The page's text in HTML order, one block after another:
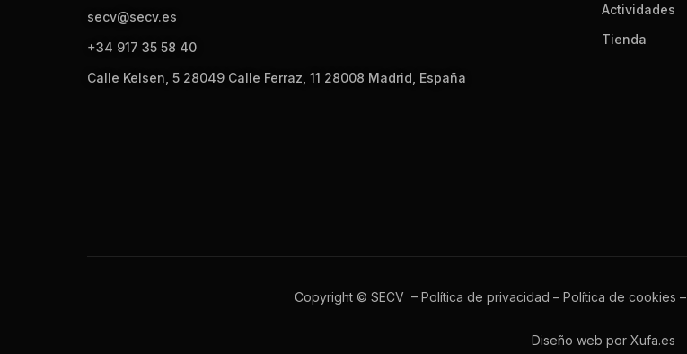
secv@secv.es
+34 917 35 58 40
Calle Kelsen, 5 28049 Calle Ferraz, 11 28008 Madrid, España
Actividades
Tienda
Copyright © SECV – Política de privacidad – Política de cookies –
Diseño web por Xufa.es